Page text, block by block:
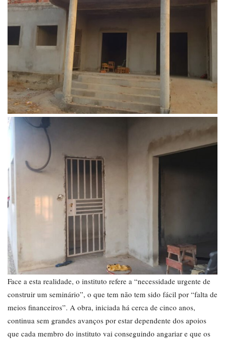
Face a esta realidade, o instituto refere a “necessidade urgente de
construir um seminário”, o que tem não tem sido fácil por “falta de
meios financeiros”. A obra, iniciada há cerca de cinco anos,
continua sem grandes avanços por estar dependente dos apoios
que cada membro do instituto vai conseguindo angariar e que os